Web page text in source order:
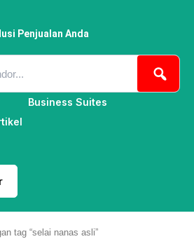
Penjualan Anda
Business Suites
tag “selai nanas asli”